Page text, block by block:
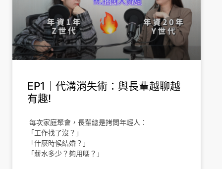
EP1｜代溝消失術：與長輩越聊越
有趣!
每次家庭聚會，長輩總是拷問年輕人：
「工作找了沒？」
「什麼時候結婚？」
「薪水多少？夠用嗎？」